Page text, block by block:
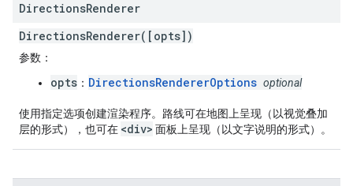
DirectionsRenderer
DirectionsRenderer([opts])
参数 ：
opts ： DirectionsRendererOptions optional
使用指定选项创建渲染程序。路线可在地图上呈现（以视觉叠加
层的形式），也可在 <div> 面板上呈现（以文字说明的形式）。